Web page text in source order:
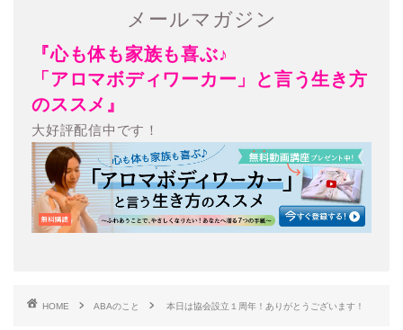
メールマガジン
『心も体も家族も喜ぶ♪
「アロマボディワーカー」と言う生き方
のススメ』
大好評配信中です！
HOME ABAのこと 本日は協会設立１周年！ありがとうございます！